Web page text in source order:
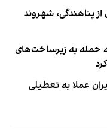
ایرانی ۵ ماه پس از پناهندگی، شهروند
حمله به زیرساخت‌های
عملا به تعطیلی